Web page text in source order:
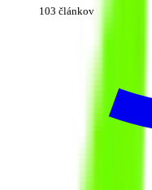
103 článkov